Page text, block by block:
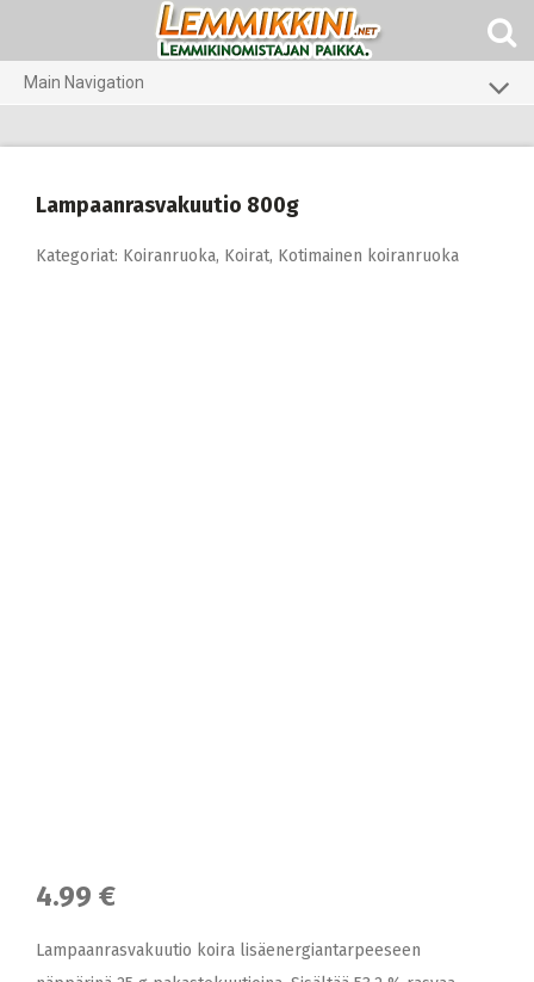
Main Navigation
Pieneläimet
Lampaanrasvakuutio 800g
Kategoriat: Koiranruoka, Koirat, Kotimainen koiranruoka
4.99 €
Lampaanrasvakuutio koira lisäenergiantarpeeseen